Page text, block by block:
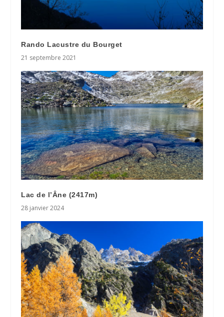
Rando Lacustre du Bourget
21 septembre 2021
Lac de l’Âne (2417m)
28 janvier 2024